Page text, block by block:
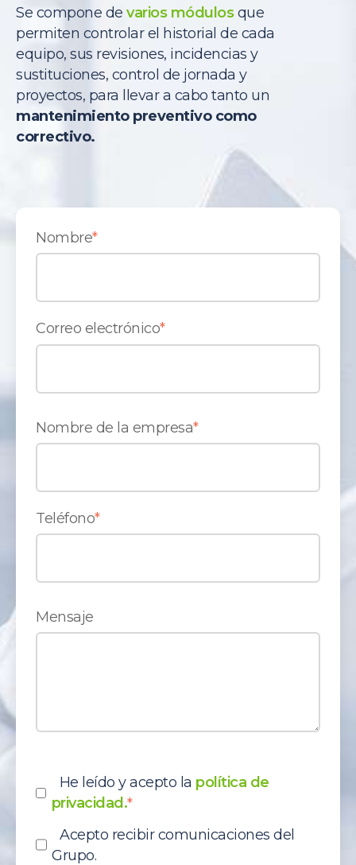
Se compone de varios módulos que
permiten controlar el historial de cada
equipo, sus revisiones, incidencias y
sustituciones, control de jornada y
proyectos, para llevar a cabo tanto un
mantenimiento preventivo como
correctivo.
Nombre*
Correo electrónico*
Nombre de la empresa*
Teléfono*
Mensaje
He leído y acepto la política de
privacidad.*
Acepto recibir comunicaciones del
Grupo.